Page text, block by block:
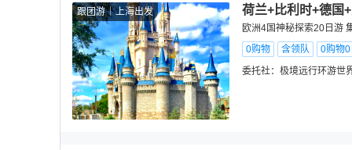
跟团游 上海出发 荷兰+比利时+德国
欧洲4国神秘探索20日游
0购物
含领队
0购物
委托社： 极境远行环游世